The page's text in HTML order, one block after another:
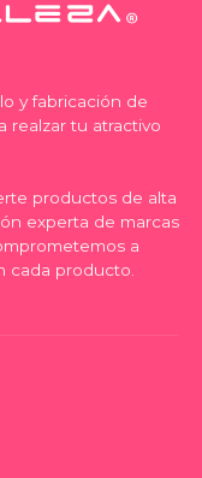
y fabricación de
realzar tu atractivo
productos de alta
experta de marcas
a
cada producto.